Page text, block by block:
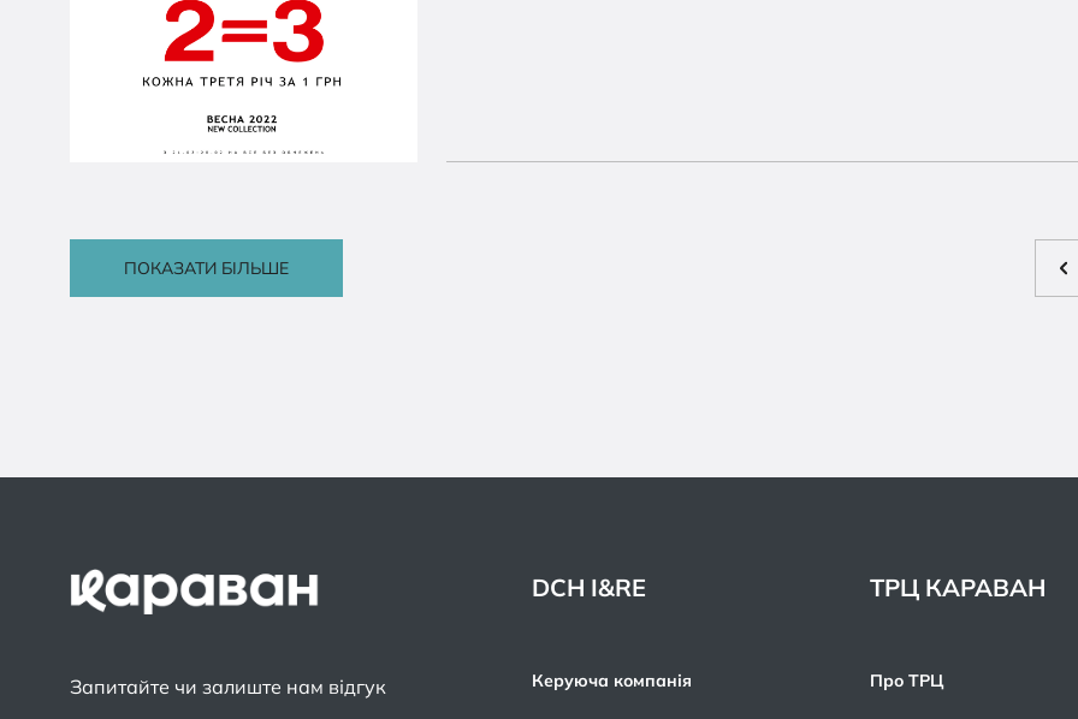
ПОКАЗАТИ БІЛЬШЕ
Запитайте чи залиште нам відгук
DCH I&RE
Керуюча компанія
ТРЦ КАРАВАН
Про ТРЦ